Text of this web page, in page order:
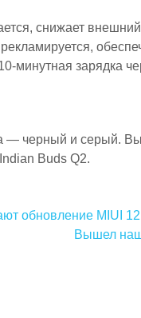
снижает
минутная зарядка
— черный и серый.
Buds Q2.
обновление MIUI
Вышел наш